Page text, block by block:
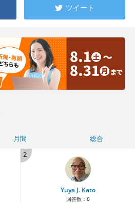
ツイート
月間
総合
2
Yuya J. Kato
回答数： 0